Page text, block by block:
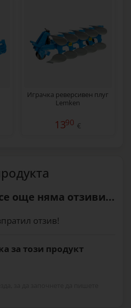
Играчка реверсивен плуг
Lemken
1390 €
още няма отзиви...
отзив!
за този продукт